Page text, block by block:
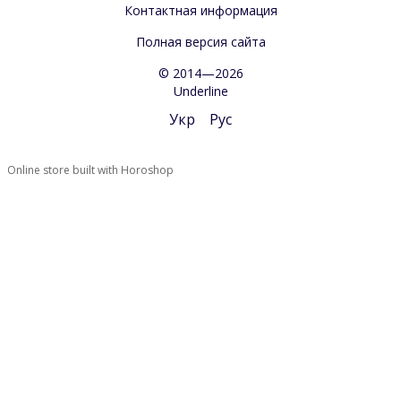
Контактная информация
Полная версия сайта
© 2014—2026
Underline
Укр Рус
Online store built with Horoshop